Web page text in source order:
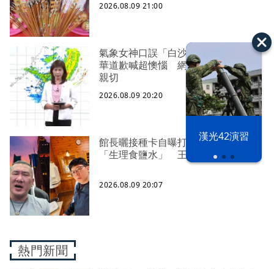
漢光42演習
2026.08.09 21:00
氣象女神口誤「白沙屯颱風」！伍婉
華道歉喊超懊惱 網暖打氣：覺得更
親切
2026.08.09 20:20
館長曬接種卡自曝打3劑高端、影射
「生理食鹽水」 王浩宇喊檢舉
2026.08.09 20:07
熱門新聞